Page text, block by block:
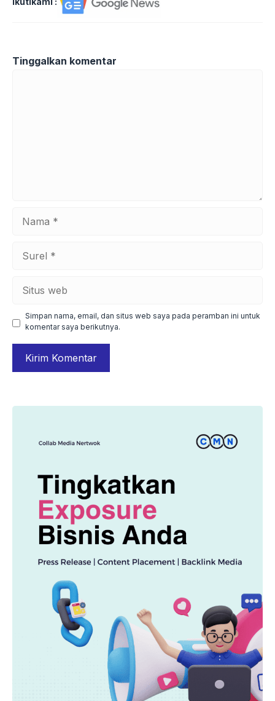
Tinggalkan komentar
web
Simpan nama, email, dan situs web saya pada peramban ini untuk
komentar saya berikutnya.